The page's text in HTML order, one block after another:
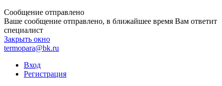
Сообщение отправлено
Ваше сообщение отправлено, в ближайшее время Вам ответит
специалист
Закрыть окно
termopara@bk.ru
Вход
Регистрация